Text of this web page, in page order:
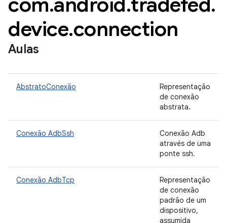
device.connection
Aulas
AbstratoConexão
Representação
de conexão
abstrata.
Conexão AdbSsh
Conexão Adb
através de uma
ponte ssh.
Conexão AdbTcp
Representação
de conexão
padrão de um
dispositivo,
assumida